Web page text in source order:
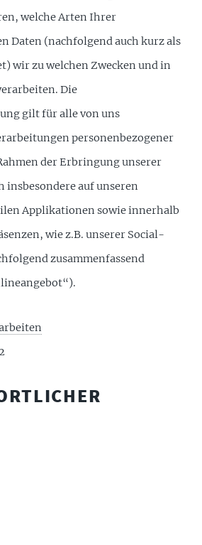
welche Arten Ihrer
Daten (nachfolgend auch kurz als
wir zu welchen Zwecken und in
Die
gilt für alle von uns
personenbezogener
der Erbringung unserer
insbesondere auf unseren
Applikationen sowie innerhalb
wie z.B. unserer Social-
zusammenfassend